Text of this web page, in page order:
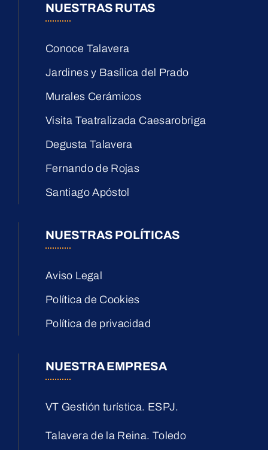
NUESTRAS RUTAS
Conoce Talavera
Jardines y Basílica del Prado
Murales Cerámicos
Visita Teatralizada Caesarobriga
Degusta Talavera
Fernando de Rojas
Santiago Apóstol
NUESTRAS POLÍTICAS
Aviso Legal
Política de Cookies
Política de privacidad
NUESTRA EMPRESA
VT Gestión turística. ESPJ.
Talavera de la Reina. Toledo